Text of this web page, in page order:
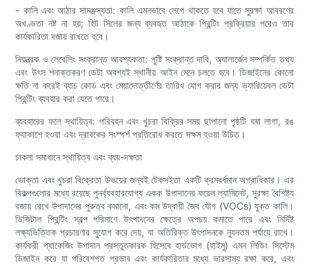
- কালি এবং আঠার সামঞ্জস্যতা: কালি এমনভাবে লেগে থাকতে হবে যাতে সুরক্ষা আবরণের
অখণ্ডতা নষ্ট না হয়; হিট সিলের জন্য ব্যবহৃত আঠাকে প্রিন্টিং প্রক্রিয়ার পরেও তার
কার্যকারিতা বজায় রাখতে হবে।
নিয়ন্ত্রক ও লেবেলিং সংক্রান্ত আবশ্যকতা: পুষ্টি সংক্রান্ত দাবি, অ্যালার্জেন সম্পর্কিত তথ্য
এবং উৎস শনাক্তকরণ ডেটা অবশ্যই স্থানীয় আইন মেনে চলতে হবে। ডিজাইনের কোনো
ক্ষতি না করেই ব্যাচ কোড এবং মেয়াদোত্তীর্ণের তারিখ যোগ করার জন্য ভ্যারিয়েবল ডেটা
প্রিন্টিং ব্যবহার করা যেতে পারে।
ব্যবহারের ফলে স্থায়িত্ব: পরিবহন এবং খুচরা বিক্রির সময় ছাপানো পৃষ্ঠটি ঘষা লাগা, রঙ
ফ্যাকাশে হওয়া এবং দ্রাবকের সংস্পর্শ প্রতিরোধ করতে সক্ষম হওয়া উচিত।
ঢাকনা সমাধানে স্থায়িত্ব এবং ব্যয়-দক্ষতা
ভোক্তা এবং খুচরা বিক্রেতা উভয়ের জন্যই টেকসইতা একটি ক্রমবর্ধমান অগ্রাধিকার। এর
বিকল্পগুলোর মধ্যে রয়েছে পুনর্ব্যবহারযোগ্য একক উপাদানের ফয়েল ল্যামিনেট, সুরক্ষা বৈশিষ্ট্য
বজায় রেখে উপাদানের পুরুত্ব কমানো, এবং কম উদ্বায়ী জৈব যৌগ (VOCs) যুক্ত কালি।
ডিজিটাল প্রিন্টিং স্বল্প পরিমাণে উৎপাদনের ক্ষেত্রে অপচয় কমাতে পারে এবং নির্দিষ্ট
লক্ষ্যভিত্তিক প্রচারণার সুযোগ করে দেয়, যা অতিরিক্ত উৎপাদনকে ন্যূনতম পর্যায়ে রাখে।
কার্যকরী প্যাকেজিং উপাদান প্রস্তুতকারক হিসেবে হার্ডভোগ (হাইমু) এমন লিডিং সিস্টেম
ডিজাইন করে যা পরিবেশগত প্রভাব এবং কার্যকারিতার মধ্যে ভারসাম্য রক্ষা করে, এবং